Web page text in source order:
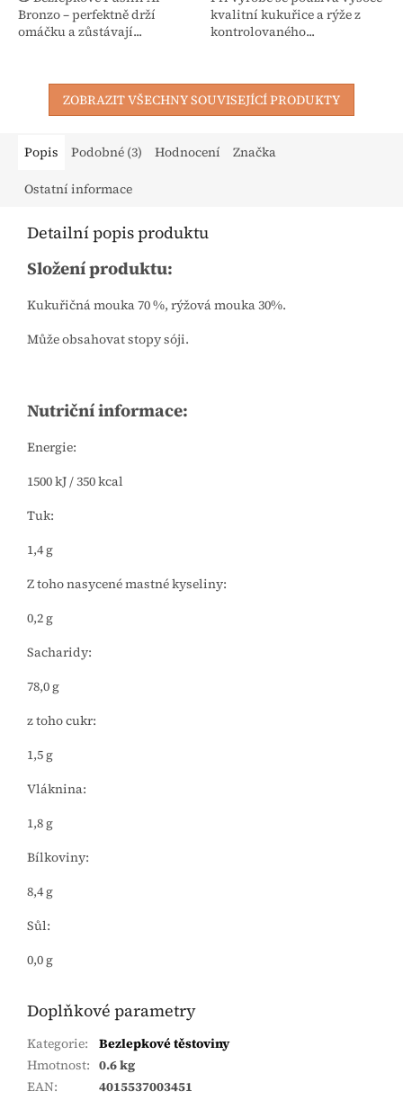
Bronzo – perfektně drží
omáčku a zůstávají...
kvalitní kukuřice a rýže z
kontrolovaného...
ZOBRAZIT VŠECHNY SOUVISEJÍCÍ PRODUKTY
Popis Podobné (3) Hodnocení Značka
Ostatní informace
Detailní popis produktu
Složení produktu:
Kukuřičná mouka 70 %, rýžová mouka 30%.
Může obsahovat stopy sóji.
Nutriční informace:
Energie:
1500 kJ / 350 kcal
Tuk:
1,4 g
Z toho nasycené mastné kyseliny:
0,2 g
Sacharidy:
78,0 g
z toho cukr:
1,5 g
Vláknina:
1,8 g
Bílkoviny:
8,4 g
Sůl:
0,0 g
Doplňkové parametry
Kategorie:
Bezlepkové těstoviny
Hmotnost: 0.6 kg
EAN: 4015537003451